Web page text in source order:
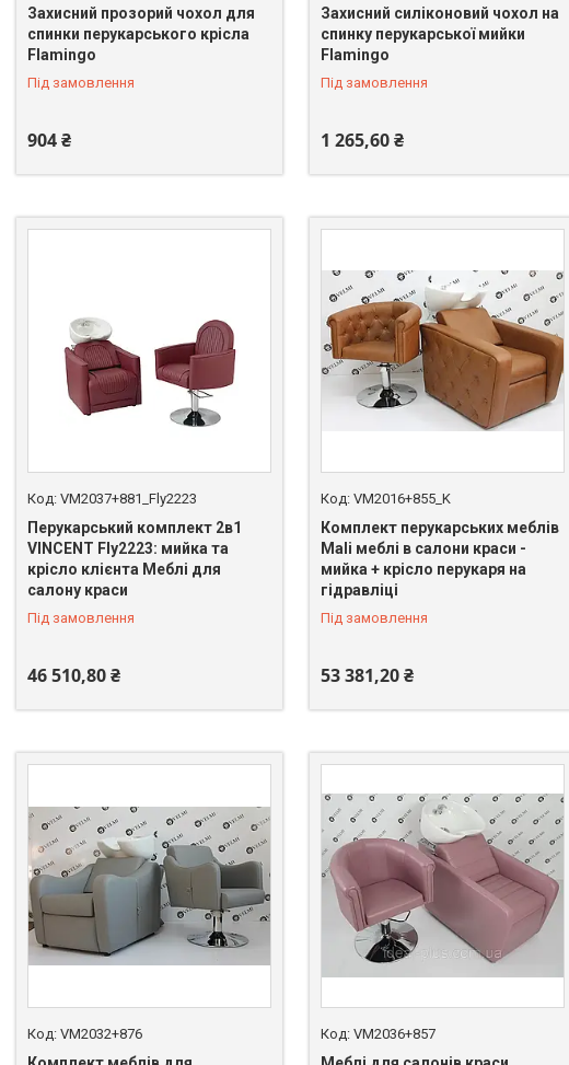
Захисний прозорий чохол для
спинки перукарського крісла
Flamingo
Під замовлення
904 ₴
Захисний силіконовий чохол на
спинку перукарської мийки
Flamingo
Під замовлення
1 265,60 ₴
VM2037+881_Fly2223
Перукарський комплект 2в1
VINCENT Fly2223: мийка та
крісло клієнта Меблі для
салону краси
Під замовлення
46 510,80 ₴
VM2016+855_K
Комплект перукарських меблів
Mali меблі в салони краси -
мийка + крісло перукаря на
гідравліці
Під замовлення
53 381,20 ₴
VM2032+876 VM2036+857